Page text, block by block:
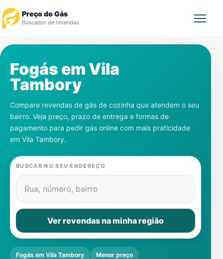
Preço do Gás
Buscador de revendas
Revendedor
Notícias
Cadastre-se
Gás
Contatos
Fogás em Vila
Tambory
Compare revendas de gás de cozinha que atendem o seu
bairro. Veja preço, prazo de entrega e formas de
pagamento para pedir gás online com mais praticidade
em Vila Tambory.
BUSCAR NO SEU ENDEREÇO
Rua, número, bairro
Ver revendas na minha região
Fogás em Vila Tambory Menor preço